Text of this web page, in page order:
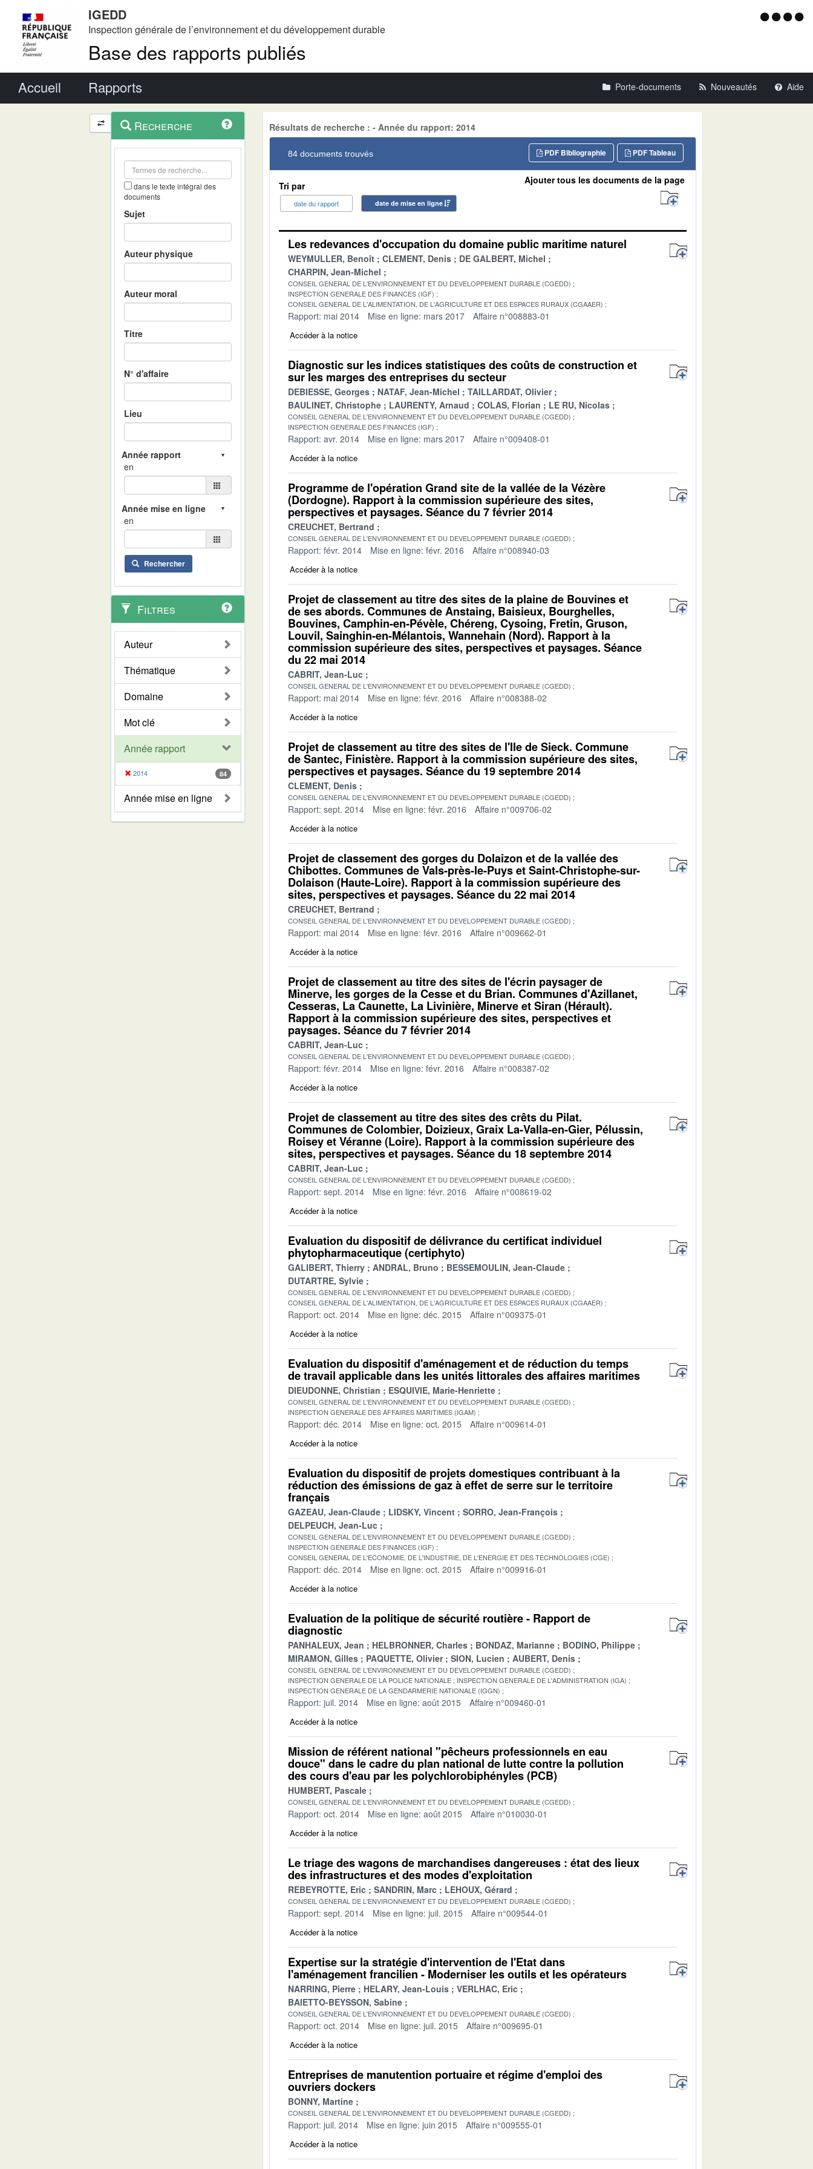
IGEDD
Inspection générale de l’environnement et du développement durable
Base des rapports publiés
Menu
Accueil Rapports Porte-documents Nouveautés Aide
Navigation
et
outils
contextuel
Recherche
dans le texte intégral des
documents
Sujet
Auteur physique
Auteur moral
Titre
N° d'affaire
Lieu
en
en
Rechercher
Filtres
Auteur
Thématique
Domaine
Mot clé
Année rapport
2014 84
Année mise en ligne
Résultats de recherche : - Année du rapport: 2014
84 documents trouvés PDF Tableau
PDF Bibliographie
Tri par
date du rapport date de mise en ligne
Ajouter tous les documents de la page
Les redevances d'occupation du domaine public maritime naturel
WEYMULLER, Benoît CLEMENT, Denis
DE GALBERT, Michel
CHARPIN, Jean-Michel
CONSEIL GENERAL DE L'ENVIRONNEMENT ET DU DEVELOPPEMENT DURABLE (CGEDD)
INSPECTION GENERALE DES FINANCES (IGF)
CONSEIL GENERAL DE L'ALIMENTATION, DE L'AGRICULTURE ET DES ESPACES RURAUX (CGAAER)
Rapport: mai 2014 Mise en ligne: mars 2017 Affaire n°008883-01
Accéder à la notice
Diagnostic sur les indices statistiques des coûts de construction et
sur les marges des entreprises du secteur
DEBIESSE, Georges NATAF, Jean-Michel
TAILLARDAT, Olivier
BAULINET, Christophe
LAURENTY, Arnaud COLAS, Florian LE RU, Nicolas
CONSEIL GENERAL DE L'ENVIRONNEMENT ET DU DEVELOPPEMENT DURABLE (CGEDD)
INSPECTION GENERALE DES FINANCES (IGF)
Rapport: avr. 2014 Mise en ligne: mars 2017 Affaire n°009408-01
Accéder à la notice
Programme de l'opération Grand site de la vallée de la Vézère
(Dordogne). Rapport à la commission supérieure des sites,
perspectives et paysages. Séance du 7 février 2014
CREUCHET, Bertrand
CONSEIL GENERAL DE L'ENVIRONNEMENT ET DU DEVELOPPEMENT DURABLE (CGEDD)
Rapport: févr. 2014 Mise en ligne: févr. 2016 Affaire n°008940-03
Accéder à la notice
Projet de classement au titre des sites de la plaine de Bouvines et
de ses abords. Communes de Anstaing, Baisieux, Bourghelles,
Bouvines, Camphin-en-Pévèle, Chéreng, Cysoing, Fretin, Gruson,
Louvil, Sainghin-en-Mélantois, Wannehain (Nord). Rapport à la
commission supérieure des sites, perspectives et paysages. Séance
du 22 mai 2014
CABRIT, Jean-Luc
CONSEIL GENERAL DE L'ENVIRONNEMENT ET DU DEVELOPPEMENT DURABLE (CGEDD)
Rapport: mai 2014 Mise en ligne: févr. 2016 Affaire n°008388-02
Accéder à la notice
Projet de classement au titre des sites de l'Ile de Sieck. Commune
de Santec, Finistère. Rapport à la commission supérieure des sites,
perspectives et paysages. Séance du 19 septembre 2014
CLEMENT, Denis
CONSEIL GENERAL DE L'ENVIRONNEMENT ET DU DEVELOPPEMENT DURABLE (CGEDD)
Rapport: sept. 2014 Mise en ligne: févr. 2016 Affaire n°009706-02
Accéder à la notice
Projet de classement des gorges du Dolaizon et de la vallée des
Chibottes. Communes de Vals-près-le-Puys et Saint-Christophe-sur-
Dolaison (Haute-Loire). Rapport à la commission supérieure des
sites, perspectives et paysages. Séance du 22 mai 2014
CREUCHET, Bertrand
CONSEIL GENERAL DE L'ENVIRONNEMENT ET DU DEVELOPPEMENT DURABLE (CGEDD)
Rapport: mai 2014 Mise en ligne: févr. 2016 Affaire n°009662-01
Accéder à la notice
Projet de classement au titre des sites de l'écrin paysager de
Minerve, les gorges de la Cesse et du Brian. Communes d'Azillanet,
Cesseras, La Caunette, La Livinière, Minerve et Siran (Hérault).
Rapport à la commission supérieure des sites, perspectives et
paysages. Séance du 7 février 2014
CABRIT, Jean-Luc
CONSEIL GENERAL DE L'ENVIRONNEMENT ET DU DEVELOPPEMENT DURABLE (CGEDD)
Rapport: févr. 2014 Mise en ligne: févr. 2016 Affaire n°008387-02
Accéder à la notice
Projet de classement au titre des sites des crêts du Pilat.
Communes de Colombier, Doizieux, Graix La-Valla-en-Gier, Pélussin,
Roisey et Véranne (Loire). Rapport à la commission supérieure des
sites, perspectives et paysages. Séance du 18 septembre 2014
CABRIT, Jean-Luc
CONSEIL GENERAL DE L'ENVIRONNEMENT ET DU DEVELOPPEMENT DURABLE (CGEDD)
Rapport: sept. 2014 Mise en ligne: févr. 2016 Affaire n°008619-02
Accéder à la notice
Evaluation du dispositif de délivrance du certificat individuel
phytopharmaceutique (certiphyto)
GALIBERT, Thierry ANDRAL, Bruno
BESSEMOULIN, Jean-Claude
DUTARTRE, Sylvie
CONSEIL GENERAL DE L'ENVIRONNEMENT ET DU DEVELOPPEMENT DURABLE (CGEDD)
CONSEIL GENERAL DE L'ALIMENTATION, DE L'AGRICULTURE ET DES ESPACES RURAUX (CGAAER)
Rapport: oct. 2014 Mise en ligne: déc. 2015 Affaire n°009375-01
Accéder à la notice
Evaluation du dispositif d'aménagement et de réduction du temps
de travail applicable dans les unités littorales des affaires maritimes
DIEUDONNE, Christian ESQUIVIE, Marie-Henriette
CONSEIL GENERAL DE L'ENVIRONNEMENT ET DU DEVELOPPEMENT DURABLE (CGEDD)
INSPECTION GENERALE DES AFFAIRES MARITIMES (IGAM)
Rapport: déc. 2014 Mise en ligne: oct. 2015 Affaire n°009614-01
Accéder à la notice
Evaluation du dispositif de projets domestiques contribuant à la
réduction des émissions de gaz à effet de serre sur le territoire
français
GAZEAU, Jean-Claude LIDSKY, Vincent
SORRO, Jean-François
DELPEUCH, Jean-Luc
CONSEIL GENERAL DE L'ENVIRONNEMENT ET DU DEVELOPPEMENT DURABLE (CGEDD)
INSPECTION GENERALE DES FINANCES (IGF)
CONSEIL GENERAL DE L'ECONOMIE, DE L'INDUSTRIE, DE L'ENERGIE ET DES TECHNOLOGIES (CGE)
Rapport: déc. 2014 Mise en ligne: oct. 2015 Affaire n°009916-01
Accéder à la notice
Evaluation de la politique de sécurité routière - Rapport de
diagnostic
PANHALEUX, Jean HELBRONNER, Charles BONDAZ, Marianne
BODINO, Philippe
MIRAMON, Gilles
PAQUETTE, Olivier SION, Lucien AUBERT, Denis
CONSEIL GENERAL DE L'ENVIRONNEMENT ET DU DEVELOPPEMENT DURABLE (CGEDD)
INSPECTION GENERALE DE LA POLICE NATIONALE
INSPECTION GENERALE DE L'ADMINISTRATION (IGA)
INSPECTION GENERALE DE LA GENDARMERIE NATIONALE (IGGN)
Rapport: juil. 2014 Mise en ligne: août 2015 Affaire n°009460-01
Accéder à la notice
Mission de référent national "pêcheurs professionnels en eau
douce" dans le cadre du plan national de lutte contre la pollution
des cours d'eau par les polychlorobiphényles (PCB)
HUMBERT, Pascale
CONSEIL GENERAL DE L'ENVIRONNEMENT ET DU DEVELOPPEMENT DURABLE (CGEDD)
Rapport: oct. 2014 Mise en ligne: août 2015 Affaire n°010030-01
Accéder à la notice
Le triage des wagons de marchandises dangereuses : état des lieux
des infrastructures et des modes d'exploitation
REBEYROTTE, Eric SANDRIN, Marc LEHOUX, Gérard
CONSEIL GENERAL DE L'ENVIRONNEMENT ET DU DEVELOPPEMENT DURABLE (CGEDD)
Rapport: sept. 2014 Mise en ligne: juil. 2015 Affaire n°009544-01
Accéder à la notice
Expertise sur la stratégie d'intervention de l'Etat dans
l'aménagement francilien - Moderniser les outils et les opérateurs
NARRING, Pierre HELARY, Jean-Louis
VERLHAC, Eric
BAIETTO-BEYSSON, Sabine
CONSEIL GENERAL DE L'ENVIRONNEMENT ET DU DEVELOPPEMENT DURABLE (CGEDD)
Rapport: oct. 2014 Mise en ligne: juil. 2015 Affaire n°009695-01
Accéder à la notice
Entreprises de manutention portuaire et régime d'emploi des
ouvriers dockers
BONNY, Martine
CONSEIL GENERAL DE L'ENVIRONNEMENT ET DU DEVELOPPEMENT DURABLE (CGEDD)
Rapport: juil. 2014 Mise en ligne: juin 2015 Affaire n°009555-01
Accéder à la notice